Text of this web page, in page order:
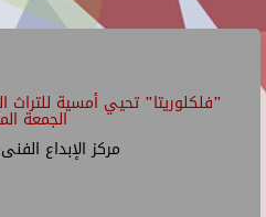
"فلكلوريتا" تحيي أمسية
الجمعة
مركز الإبداع